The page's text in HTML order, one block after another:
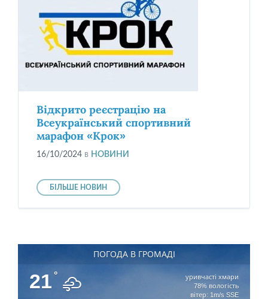
Відкрито реєстрацію на
Всеукраїнський спортивний
марафон «Крок»
16/10/2024 в НОВИНИ
БІЛЬШЕ НОВИН
ПОГОДА В ГРОМАДІ
21 °
уривчасті хмари
78% вологість
вітер: 1m/s SSE